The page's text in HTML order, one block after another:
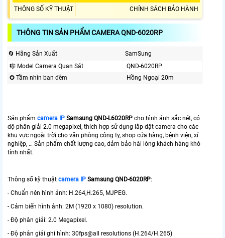
THÔNG SỐ KỸ THUẬT CHÍNH SÁCH BẢO HÀNH
THÔNG TIN SẢN PHẨM CAMERA QND-6020RP
🔄 Hãng Sản Xuất
SamSung
🎼️ Model Camera Quan Sát
QND-6020RP
✪ Tầm nhìn ban đêm
Hồng Ngoại 20m
Sản phẩm camera IP Samsung QND-L6020RP cho hình ảnh sắc nét, có
độ phân giải 2.0 megapixel, thích hợp sử dụng lắp đặt camera cho các
khu vực ngoài trời cho văn phòng công ty, shop cửa hàng, bệnh viện, xí
nghiệp, … Sản phẩm chất lượng cao, đảm bảo hài lòng khách hàng khó
tính nhất.
Thông số kỹ thuật camera IP Samsung QND-6020RP:
- Chuẩn nén hình ảnh: H.264,H.265, MJPEG.
- Cảm biến hình ảnh: 2M (1920 x 1080) resolution.
- Độ phân giải: 2.0 Megapixel.
- Độ phân giải ghi hình: 30fps@all resolutions (H.264/H.265)